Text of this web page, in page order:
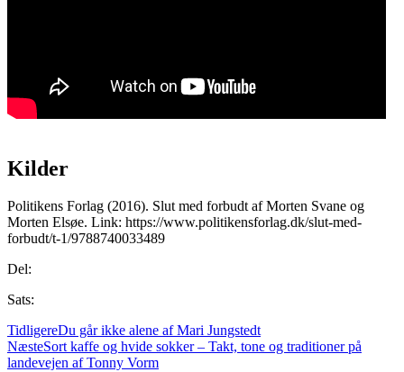
Kilder
Politikens Forlag (2016). Slut med forbudt af Morten Svane og
Morten Elsøe. Link: https://www.politikensforlag.dk/slut-med-
forbudt/t-1/9788740033489
Del:
Sats:
TidligereDu går ikke alene af Mari Jungstedt
NæsteSort kaffe og hvide sokker – Takt, tone og traditioner på
landevejen af Tonny Vorm